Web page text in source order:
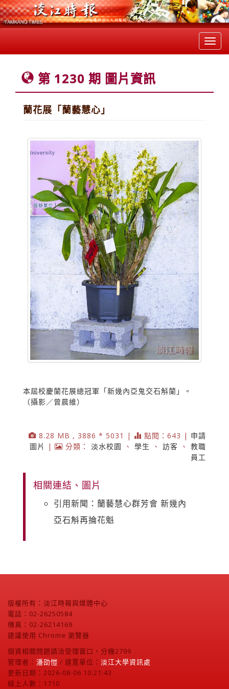
第 1230 期 圖片資訊
蘭花展「蘭藝慧心」
本屆校慶蘭花展總冠軍「新幾內亞鬼交石斛蘭」。
（攝影／曾晨維）
8.28 MB , 3886 * 5031 | 點閱：643 | 申請
圖片
| 分類： 淡水校園 、 學生 、 訪客 、 教職
員工
相關連結、圖片
引用新聞：蘭藝慧心群芳會 新幾內
亞石斛再掄花魁
版權所有：淡江時報與媒體中心
電話：02-26250584
傳真：02-26214169
建議使用 Chrome 瀏覽器
個資相關問題請洽受理窗口，分機2799
管理者： 潘劭愷 / 建置單位： 淡江大學資訊處
更新日期：2026-08-06 10:21:43
線上人數：1710